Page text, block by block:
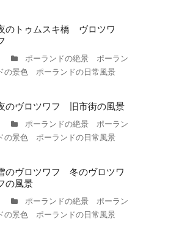
のトゥムスキ橋 ヴロツワ
ポーランドの絶景 ポーラン
の景色 ポーランドの日常風景
のヴロツワフ 旧市街の風景
ポーランドの絶景 ポーラン
の景色 ポーランドの日常風景
のヴロツワフ 冬のヴロツワ
の風景
ポーランドの絶景 ポーラン
の景色 ポーランドの日常風景